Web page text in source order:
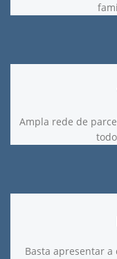
Ampla rede de
Basta apresentar